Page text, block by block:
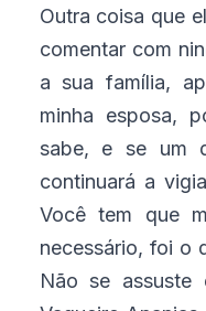
Outra coisa que
comentar com
a sua família,
minha esposa,
sabe, e se um
continuará a
Você tem que
necessário, foi o
Não se assuste